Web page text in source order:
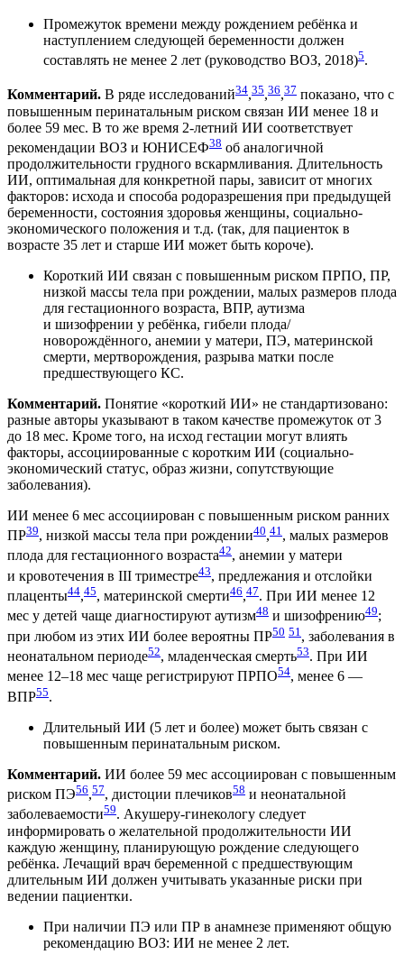
Промежуток времени между рождением ребёнка и
наступлением следующей беременности должен
составлять не менее 2 лет (руководство ВОЗ, 2018)5.
Комментарий. В ряде исследований34,35,36,37 показано, что с
повышенным перинатальным риском связан ИИ менее 18 и
более 59 мес. В то же время 2-летний ИИ соответствует
рекомендации ВОЗ и ЮНИСЕФ38 об аналогичной
продолжительности грудного вскармливания. Длительность
ИИ, оптимальная для конкретной пары, зависит от многих
факторов: исхода и способа родоразрешения при предыдущей
беременности, состояния здоровья женщины, социально-
экономического положения и т.д. (так, для пациенток в
возрасте 35 лет и старше ИИ может быть короче).
Короткий ИИ связан с повышенным риском ПРПО, ПР,
низкой массы тела при рождении, малых размеров плода
для гестационного возраста, ВПР, аутизма
и шизофрении у ребёнка, гибели плода/
новорождённого, анемии у матери, ПЭ, материнской
смерти, мертворождения, разрыва матки после
предшествующего КС.
Комментарий. Понятие «короткий ИИ» не стандартизовано:
разные авторы указывают в таком качестве промежуток от 3
до 18 мес. Кроме того, на исход гестации могут влиять
факторы, ассоциированные с коротким ИИ (социально-
экономический статус, образ жизни, сопутствующие
заболевания).
ИИ менее 6 мес ассоциирован с повышенным риском ранних
ПР39, низкой массы тела при рождении40,41, малых размеров
плода для гестационного возраста42, анемии у матери
и кровотечения в III триместре43, предлежания и отслойки
плаценты44,45, материнской смерти46,47. При ИИ менее 12
мес у детей чаще диагностируют аутизм48 и шизофрению49;
при любом из этих ИИ более вероятны ПР50 51 , заболевания в
неонатальном периоде52, младенческая смерть53. При ИИ
менее 12–18 мес чаще регистрируют ПРПО54, менее 6 —
ВПР55.
Длительный ИИ (5 лет и более) может быть связан с
повышенным перинатальным риском.
Комментарий. ИИ более 59 мес ассоциирован с повышенным
риском ПЭ56,57, дистоции плечиков58 и неонатальной
заболеваемости59. Акушеру-гинекологу следует
информировать о желательной продолжительности ИИ
каждую женщину, планирующую рождение следующего
ребёнка. Лечащий врач беременной с предшествующим
длительным ИИ должен учитывать указанные риски при
ведении пациентки.
При наличии ПЭ или ПР в анамнезе применяют общую
рекомендацию ВОЗ: ИИ не менее 2 лет.